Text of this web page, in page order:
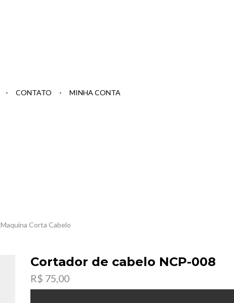
CONTATO MINHA CONTA
Maquina Corta Cabelo
Cortador de cabelo NCP-008
R$ 75,00